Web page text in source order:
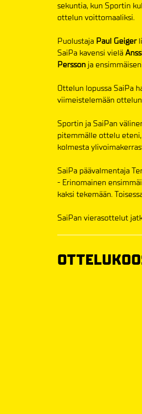
sekuntia, kun Sportin
ottelun voittomaaliksi.
Puolustaja Paul Geiger
SaiPa kavensi vielä
Persson ja
Ottelun lopussa SaiPa
viimeistelemään
Sportin ja SaiPan
pitemmälle ottelu
kolmesta
SaiPa päävalmentaja
- Erinomainen
kaksi tekemään.
SaiPan vierasottelut